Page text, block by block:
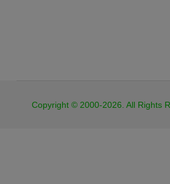
Copyright © 2000-2026. All Rights